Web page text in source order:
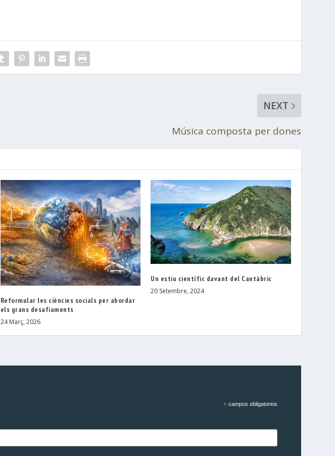
NEXT
Música composta per dones
Reformular les ciències socials per abordar
els grans desafiaments
24 Març, 2026
Un estiu científic davant del Cantàbric
20 Setembre, 2024
*campos obligatorios